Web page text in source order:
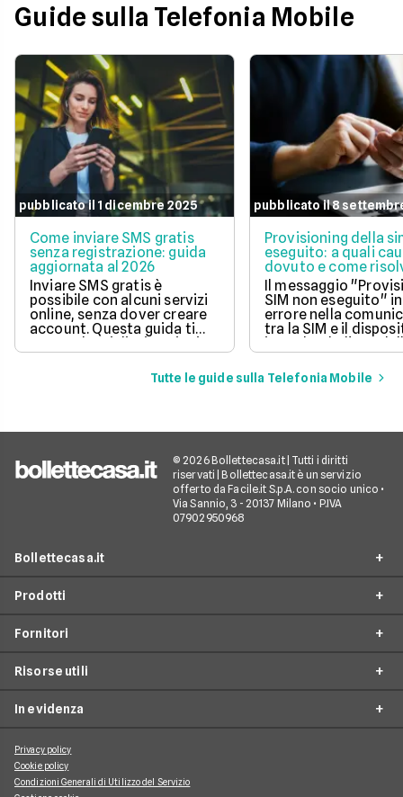
Guide sulla Telefonia Mobile
pubblicato il 1 dicembre 2025
Come inviare SMS gratis
senza registrazione: guida
aggiornata al 2026
Inviare SMS gratis è
possibile con alcuni servizi
online, senza dover creare
account. Questa guida ti
mostra le migliori opzioni
per inviare messaggi senza
pubblicato il 8
Provisioning della
eseguito: a quali
dovuto e come
questo errore
Il messaggio
SIM non eseguito"
errore nella
tra la SIM e il
impedendo l'uso
mobile.
Tutte le guide sulla Telefonia Mobile
© 2026 Bollettecasa.it | Tutti i diritti
riservati | Bollettecasa.it è un servizio
offerto da Facile.it S.p.A. con socio unico •
Via Sannio, 3 - 20137 Milano • P.IVA
07902950968
Bollettecasa.it
Contatti
Servizio clienti
Prodotti
Offerte Internet Casa
Offerte Telefonia mobile
Fornitori
Provider Internet
Piattaforme Streaming e Pay-TV
Risorse utili
Guide internet casa
Guide alla telefonia mobile
In evidenza
Aggiornamenti su Luce e Gas
Approfondimenti Internet Casa
Privacy policy
Cookie policy
Condizioni Generali di Utilizzo del Servizio